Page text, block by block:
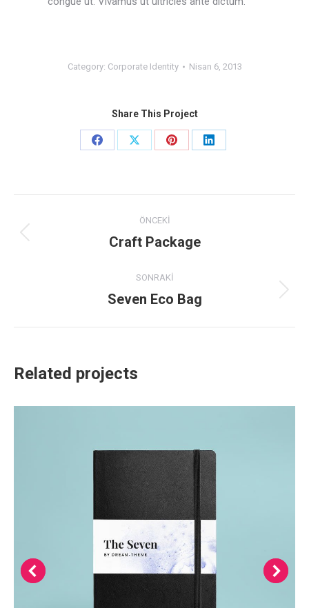
Category: Corporate Identity Nisan 6, 2013
Share This Project
Share
Share
Share
Share
navigation
ÖNCEKI
Previous
Craft Package
SONRAKI
Next
Seven Eco Bag
Related projects